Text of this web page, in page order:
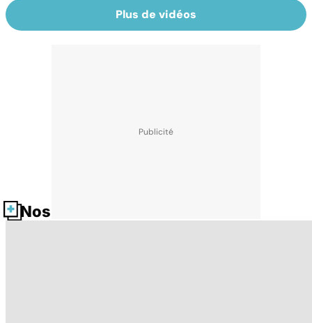
Plus de vidéos
Nos fiches santé